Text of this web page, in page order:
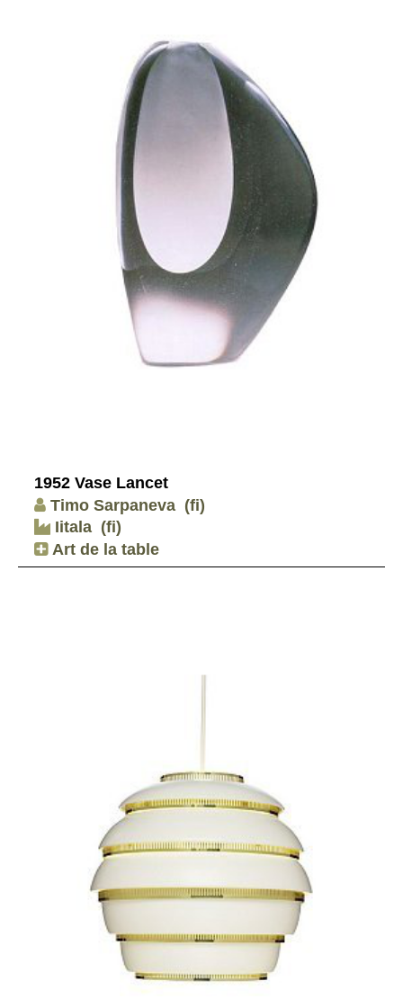
1952 Vase Lancet
Timo Sarpaneva (fi)
Iitala (fi)
Art de la table